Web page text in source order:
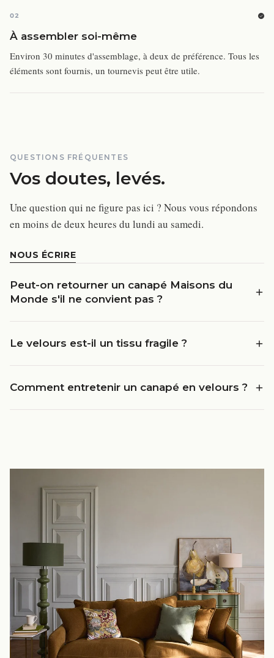
02
À assembler soi-même
Environ 30 minutes d'assemblage, à deux de préférence. Tous les
éléments sont fournis, un tournevis peut être utile.
QUESTIONS FRÉQUENTES
Vos doutes, levés.
Une question qui ne figure pas ici ? Nous vous répondons
en moins de deux heures du lundi au samedi.
NOUS ÉCRIRE
Peut-on retourner un canapé Maisons du
Monde s'il ne convient pas ?
Le velours est-il un tissu fragile ?
Comment entretenir un canapé en velours ?